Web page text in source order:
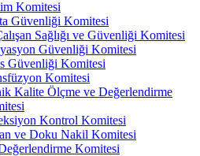
Komitesi
Güvenliği Komitesi
Sağlığı ve Güvenliği Komitesi
Güvenliği Komitesi
Güvenliği Komitesi
Komitesi
Kalite Ölçme ve Değerlendirme
Kontrol Komitesi
ve Doku Nakil Komitesi
Komitesi